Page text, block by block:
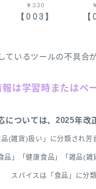
￥330
【003】
ているツールの不具合
報は学習時またはペ
については、2025年改
(雑貨)扱い」に分類され芳
品」「健康食品」「雑品(
スパイスは「食品」に分